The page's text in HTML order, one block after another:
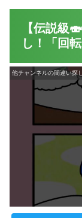
【伝説級
し！「回
他チャンネルの間違い探